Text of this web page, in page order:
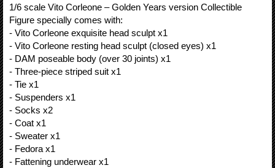
1/6 scale Vito Corleone – Golden Years version Collectible
Figure specially comes with:
- Vito Corleone exquisite head sculpt x1
- Vito Corleone resting head sculpt (closed eyes) x1
- DAM poseable body (over 30 joints) x1
- Three-piece striped suit x1
- Tie x1
- Suspenders x1
- Socks x2
- Coat x1
- Sweater x1
- Fedora x1
- Fattening underwear x1